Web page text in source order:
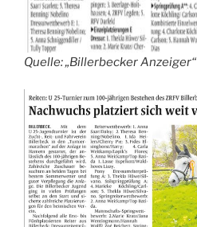
Quelle: „Billerbecker